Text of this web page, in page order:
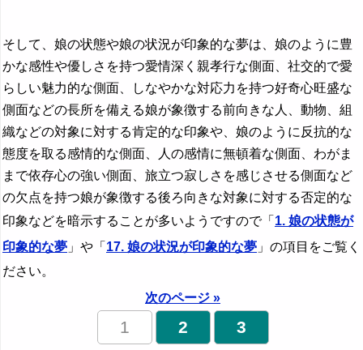
そして、娘の状態や娘の状況が印象的な夢は、娘のように豊
かな感性や優しさを持つ愛情深く親孝行な側面、社交的で愛
らしい魅力的な側面、しなやかな対応力を持つ好奇心旺盛な
側面などの長所を備える娘が象徴する前向きな人、動物、組
織などの対象に対する肯定的な印象や、娘のように反抗的な
態度を取る感情的な側面、人の感情に無頓着な側面、わがま
まで依存心の強い側面、旅立つ寂しさを感じさせる側面など
の欠点を持つ娘が象徴する後ろ向きな対象に対する否定的な
印象などを暗示することが多いようですので「 1. 娘の状態が
印象的な夢 」や「 17. 娘の状況が印象的な夢 」の項目をご覧く
ださい。
次のページ »
1 2 3